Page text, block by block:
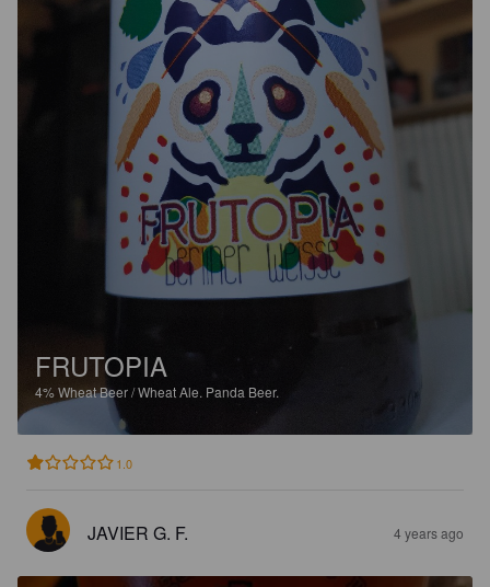
FRUTOPIA
4%Wheat Beer / Wheat Ale. Panda Beer.
1.0
JAVIER G. F. 4 years ago